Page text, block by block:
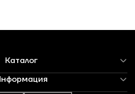
Каталог